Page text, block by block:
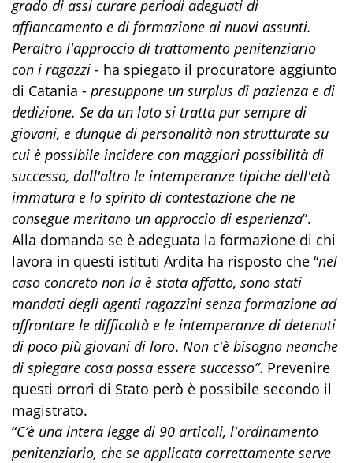
grado di assi curare periodi adeguati di
affiancamento e di formazione ai nuovi assunti.
Peraltro l'approccio di trattamento penitenziario
con i ragazzi - ha spiegato il procuratore aggiunto
di Catania - presuppone un surplus di pazienza e di
dedizione. Se da un lato si tratta pur sempre di
giovani, e dunque di personalità non strutturate su
cui è possibile incidere con maggiori possibilità di
successo, dall'altro le intemperanze tipiche dell'età
immatura e lo spirito di contestazione che ne
consegue meritano un approccio di esperienza”.
Alla domanda se è adeguata la formazione di chi
lavora in questi istituti Ardita ha risposto che “nel
caso concreto non la è stata affatto, sono stati
mandati degli agenti ragazzini senza formazione ad
affrontare le difficoltà e le intemperanze di detenuti
di poco più giovani di loro. Non c'è bisogno neanche
di spiegare cosa possa essere successo”. Prevenire
questi orrori di Stato però è possibile secondo il
magistrato.
“C’è una intera legge di 90 articoli, l'ordinamento
penitenziario, che se applicata correttamente serve